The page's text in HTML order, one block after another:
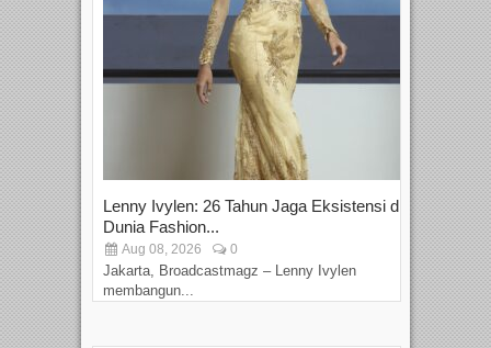
Lenny Ivylen: 26 Tahun Jaga Eksistensi di
Dunia Fashion...
Aug 08, 2026 0
Jakarta, Broadcastmagz – Lenny Ivylen
membangun...